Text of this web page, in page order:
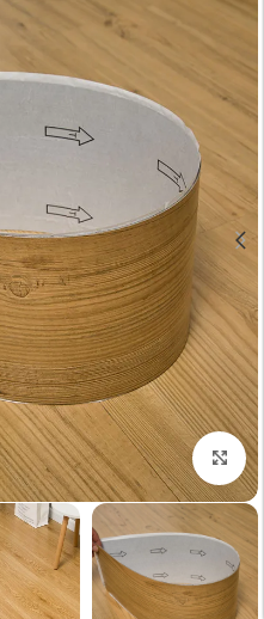
تكبير الصورة